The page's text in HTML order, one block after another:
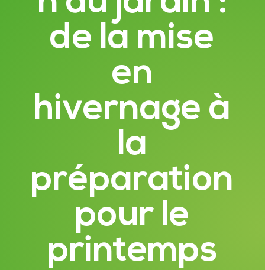
de la mise
en
hivernage à
la
préparation
pour le
printemps